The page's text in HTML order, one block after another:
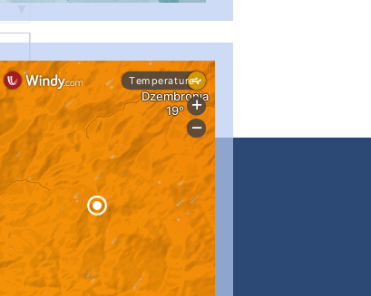
#PipIvanToday...
pimrec_project